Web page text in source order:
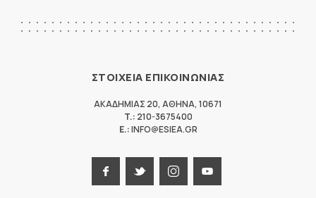
ΣΤΟΙΧΕΙΑ ΕΠΙΚΟΙΝΩΝΙΑΣ
ΑΚΑΔΗΜΙΑΣ 20, ΑΘΗΝΑ, 10671
T.: 210-3675400
E.:INFO@ESIEA.GR